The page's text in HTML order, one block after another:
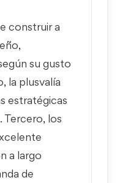
construir a
su gusto
la plusvalía
estratégicas
los
a largo
de